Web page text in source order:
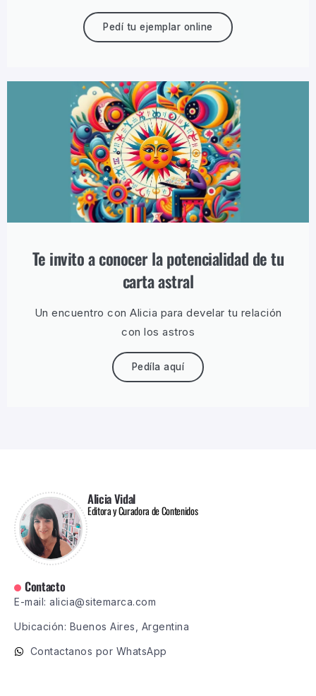
Pedí tu ejemplar online
Te invito a conocer la potencialidad de tu
carta astral
Un encuentro con Alicia para develar tu relación
con los astros
Pedíla aquí
Alicia Vidal
Editora y Curadora de Contenidos
Contacto
E-mail: alicia@sitemarca.com
Ubicación: Buenos Aires, Argentina
Contactanos por WhatsApp